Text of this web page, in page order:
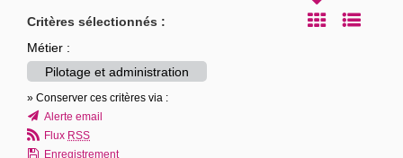
Critères sélectionnés :
Métier :
Pilotage et administration
» Conserver ces critères via :
Alerte email
Flux RSS
Enregistrement